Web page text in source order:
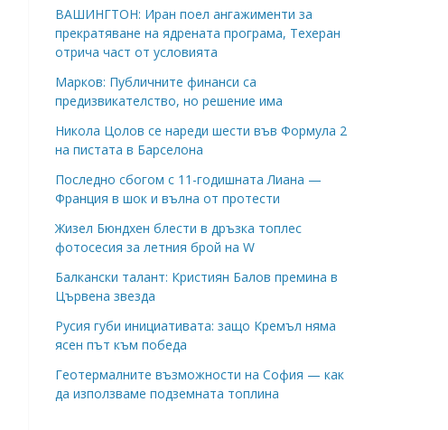
ВАШИНГТОН: Иран поел ангажименти за
прекратяване на ядрената програма, Техеран
отрича част от условията
Марков: Публичните финанси са
предизвикателство, но решение има
Никола Цолов се нареди шести във Формула 2
на пистата в Барселона
Последно сбогом с 11-годишната Лиана —
Франция в шок и вълна от протести
Жизел Бюндхен блести в дръзка топлес
фотосесия за летния брой на W
Балкански талант: Кристиян Балов премина в
Цървена звезда
Русия губи инициативата: защо Кремъл няма
ясен път към победа
Геотермалните възможности на София — как
да използваме подземната топлина